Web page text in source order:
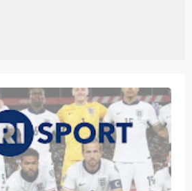
Kapal Selam
Game Family 100
Space Impact II
Composer Simulator